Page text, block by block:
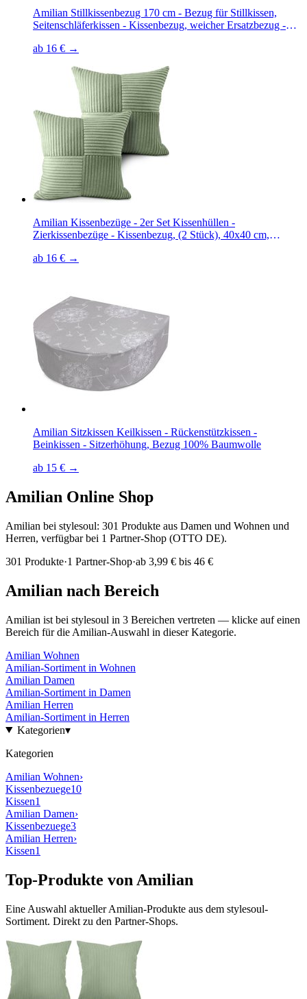
Amilian Stillkissenbezug 170 cm - Bezug für Stillkissen,
Seitenschläferkissen - Kissenbezug, weicher Ersatzbezug -
ab 16 € →
Amilian Kissenbezüge - 2er Set Kissenhüllen -
Zierkissenbezüge - Kissenbezug, (2 Stück), 40x40 cm,
ab 16 € →
Amilian Sitzkissen Keilkissen - Rückenstützkissen -
Beinkissen - Sitzerhöhung, Bezug 100% Baumwolle
ab 15 € →
Amilian Online Shop
Amilian bei stylesoul: 301 Produkte aus Damen und Wohnen und
Herren, verfügbar bei 1 Partner-Shop (OTTO DE).
301 Produkte·1 Partner-Shop·ab 3,99 € bis 46 €
Amilian nach Bereich
Amilian ist bei stylesoul in 3 Bereichen vertreten — klicke auf einen
Bereich für die Amilian-Auswahl in dieser Kategorie.
Amilian Wohnen
Amilian-Sortiment in Wohnen
Amilian Damen
Amilian-Sortiment in Damen
Amilian Herren
Amilian-Sortiment in Herren
Kategorien▾
Kategorien
Amilian Wohnen›
Kissenbezuege10
Kissen1
Amilian Damen›
Kissenbezuege3
Amilian Herren›
Kissen1
Top-Produkte von Amilian
Eine Auswahl aktuellerAmilian-Produkte aus dem stylesoul-
Sortiment. Direkt zu den Partner-Shops.